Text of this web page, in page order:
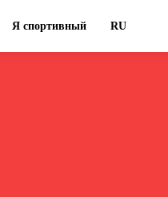
Я спортивный RU